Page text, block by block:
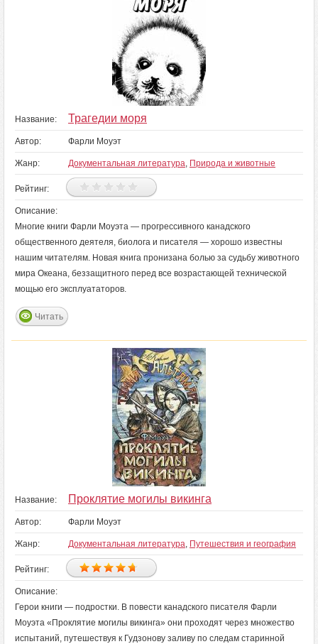
Название: Трагедии моря
Автор: Фарли Моуэт
Жанр: Документальная литература, Природа и животные
Рейтинг:
Описание:
Многие книги Фарли Моуэта — прогрессивного канадского
общественного деятеля, биолога и писателя — хорошо известны
нашим читателям. Новая книга пронизана болью за судьбу животного
мира Океана, беззащитного перед все возрастающей технической
мощью его эксплуататоров.
Читать
Название: Проклятие могилы викинга
Автор: Фарли Моуэт
Жанр: Документальная литература, Путешествия и география
Рейтинг:
Описание:
Герои книги — подростки. В повести канадского писателя Фарли
Моуэта «Проклятие могилы викинга» они проходят через множество
испытаний, путешествуя к Гудзонову заливу по следам старинной